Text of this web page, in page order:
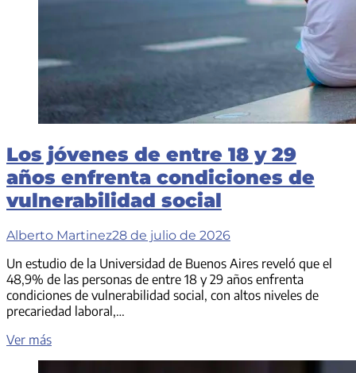
Los jóvenes de entre 18 y 29
años enfrenta condiciones de
vulnerabilidad social
Alberto Martinez28 de julio de 2026
Un estudio de la Universidad de Buenos Aires reveló que el
48,9% de las personas de entre 18 y 29 años enfrenta
condiciones de vulnerabilidad social, con altos niveles de
precariedad laboral,…
Ver másLos